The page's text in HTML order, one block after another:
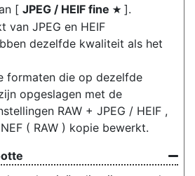
[ JPEG / HEIF fine m ].
van JPEG en HEIF
dezelfde kwaliteit als het
formaten die op dezelfde
opgeslagen met de
RAW + JPEG / HEIF ,
( RAW ) kopie bewerkt.